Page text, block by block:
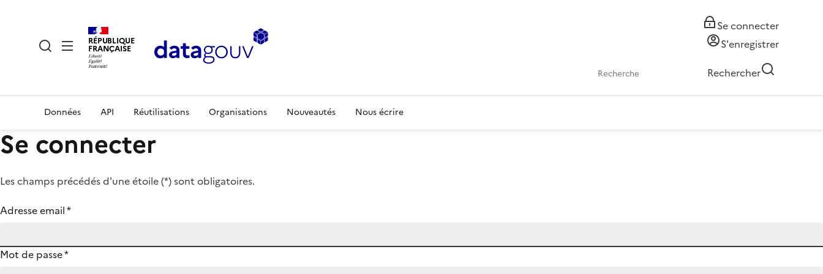
RÉPUBLIQUE
FRANÇAISE
Se connecter
S'enregistrer
Rechercher
Données API Réutilisations Organisations Nouveautés Nous écrire
Se connecter
Les champs précédés d'une étoile (*) sont obligatoires.
Adresse email*
Mot de passe*